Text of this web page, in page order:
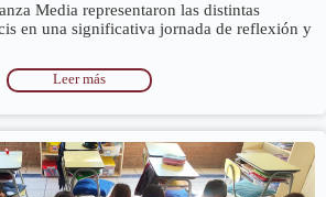
Media representaron las distintas
en una significativa jornada de reflexión y
Leer más